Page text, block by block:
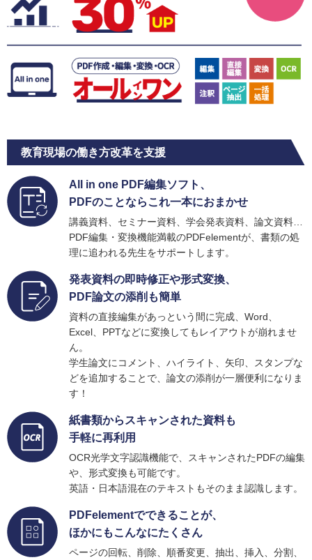
教育現場の働き方改革を支援
All in one PDF編集ソフト、
PDFのことならこれ一本におまかせ
講義資料、セミナー資料、学会発表資料、論文資料…
PDF編集・変換機能満載のPDFelementが、書類の処
理に追われる先生をサポートします。
発表資料の即時修正や形式変換、
PDF論文の添削も簡単
資料の直接編集があっという間に完成、Word、
Excel、PPTなどに変換してもレイアウトが崩れませ
ん。
学生論文にコメント、ハイライト、矢印、スタンプな
どを追加することで、論文の添削が一層便利になりま
す！
紙書類からスキャンされた資料も
手軽に再利用
OCR光学文字認識機能で、スキャンされたPDFの編集
や、形式変換も可能です。
英語・日本語混在のテキストもそのまま認識します。
PDFelementでできることが、
ほかにもこんなにたくさん
ページの回転、削除、順番変更、抽出、挿入、分割、